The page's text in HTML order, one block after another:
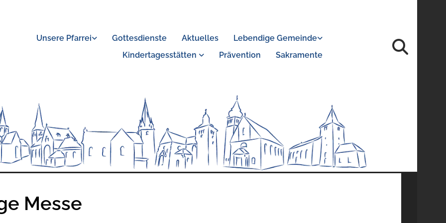
Unsere Pfarrei Gottesdienste Aktuelles
Lebendige Gemeinde
Kindertagesstätten
Prävention Sakramente
Messe